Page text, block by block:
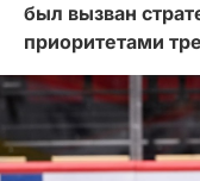
был вызван
приоритетами